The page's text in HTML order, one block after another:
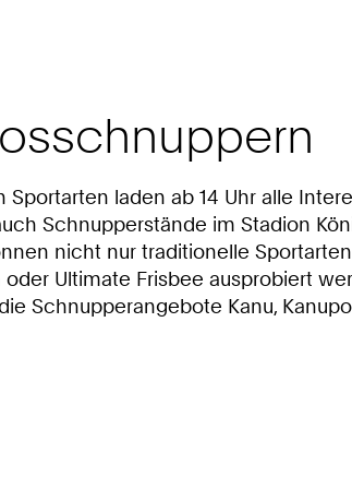
laden ab 14 Uhr alle
Schnupperstände im Stadion
nicht nur traditionelle
Ultimate Frisbee ausprobiert
Schnupperangebote Kanu,